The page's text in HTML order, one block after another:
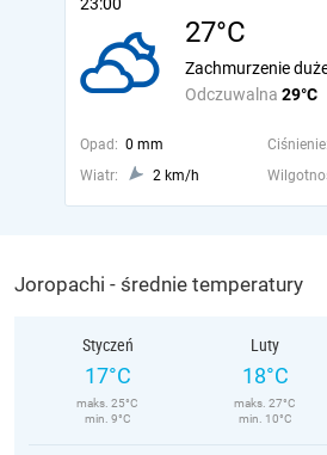
27°C
Odczuwalna 29°C
Zachmurzenie
Opad: 0 mm Ciśnienie:
Wiatr:
2 km/h
Joropachi - średnie temperatury
Styczeń
17°C
maks. 25°C
min. 9°C
Luty
18°C
maks. 27°C
min. 10°C